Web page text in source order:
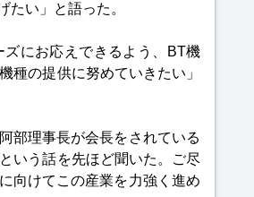
たい」と語った。
にお応えできるよう、BT機
種の提供に努めていきたい」
部理事長が会長をされている
いう話を先ほど聞いた。ご尽
向けてこの産業を力強く進め